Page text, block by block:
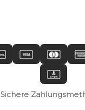
Sichere